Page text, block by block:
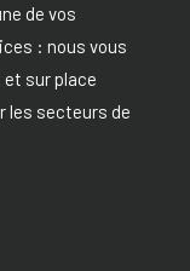
de vos
: nous vous
sur place
les secteurs de